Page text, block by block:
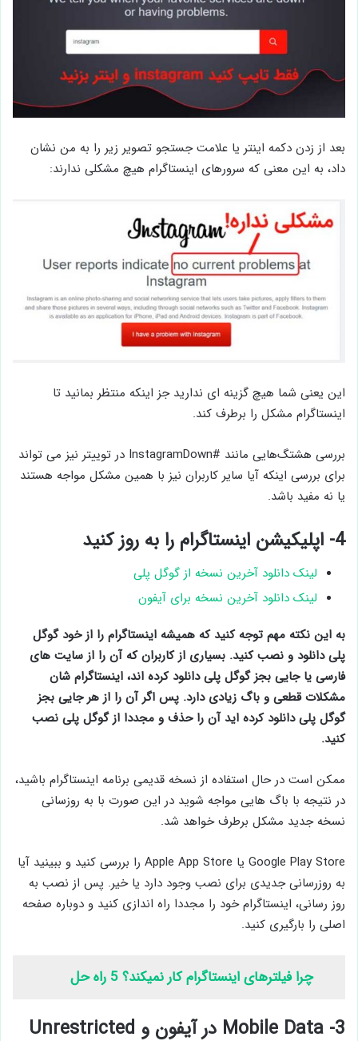
بعد از زدن دکمه اینتر یا علامت جستجو تصویر زیر را به من نشان
داد، به این معنی که سرورهای اینستاگرام هیچ مشکلی ندارند:
این یعنی شما هیچ گزینه ای ندارید جز اینکه منتظر بمانید تا
اینستاگرام مشکل را برطرف کند.
بررسی هشتگ‌هایی مانند #InstagramDown در توییتر نیز می ‌تواند
برای بررسی اینکه آیا سایر کاربران نیز با همین مشکل مواجه هستند
یا نه مفید باشد.
4- اپلیکیشن اینستاگرام را به روز کنید
لینک دانلود آخرین نسخه از گوگل پلی
لینک دانلود آخرین نسخه برای آیفون
به این نکته مهم توجه کنید که همیشه اینستاگرام را از خود گوگل
پلی دانلود و نصب کنید. بسیاری از کاربران که آن را از سایت های
فارسی یا جایی بجز گوگل پلی دانلود کرده اند، اینستاگرام شان
مشکلات قطعی و باگ زیادی دارد. پس اگر آن را از هر جایی بجز
گوگل پلی دانلود کرده اید آن را حذف و مجددا از گوگل پلی نصب
کنید.
ممکن است در حال استفاده از نسخه قدیمی برنامه اینستاگرام باشید،
در نتیجه با باگ هایی مواجه شوید در این صورت با به روزسانی
نسخه جدید مشکل برطرف خواهد شد.
Google Play Store یا Apple App Store را بررسی کنید و ببینید آیا
به ‌روزرسانی‌ جدیدی برای نصب وجود دارد یا خیر. پس از نصب به
روز رسانی، اینستاگرام خود را مجددا راه اندازی کنید و دوباره صفحه
اصلی را بارگیری کنید.
چرا فیلترهای اینستاگرام کار نمیکند؟ 5 راه حل
3- Mobile Data در آیفون و Unrestricted